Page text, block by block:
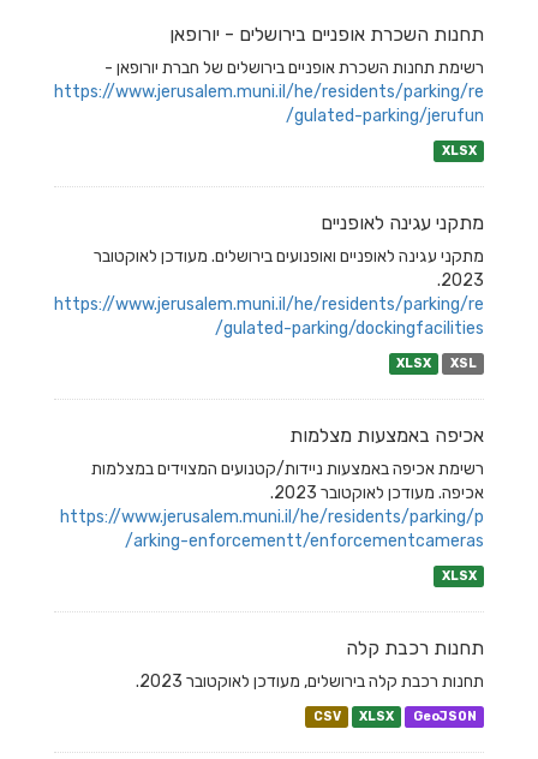
תחנות השכרת אופניים בירושלים - יורופאן
רשימת תחנות השכרת אופניים בירושלים של חברת יורופאן -
https://www.jerusalem.muni.il/he/residents/parking/re
gulated-parking/jerufun/
XLSX
מתקני עגינה לאופניים
מתקני עגינה לאופניים ואופנועים בירושלים. מעודכן לאוקטובר
2023.
https://www.jerusalem.muni.il/he/residents/parking/re
gulated-parking/dockingfacilities/
XLSX XSL
אכיפה באמצעות מצלמות
רשימת אכיפה באמצעות ניידות/קטנועים המצוידים במצלמות
אכיפה. מעודכן לאוקטובר 2023.
https://www.jerusalem.muni.il/he/residents/parking/p
arking-enforcementt/enforcementcameras/
XLSX
תחנות רכבת קלה
תחנות רכבת קלה בירושלים, מעודכן לאוקטובר 2023.
CSV XLSX GeoJSON